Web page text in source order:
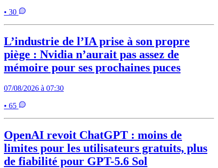
• 30
L’industrie de l’IA prise à son propre
piège : Nvidia n’aurait pas assez de
mémoire pour ses prochaines puces
07/08/2026 à 07:30
• 65
OpenAI revoit ChatGPT : moins de
limites pour les utilisateurs gratuits, plus
de fiabilité pour GPT-5.6 Sol